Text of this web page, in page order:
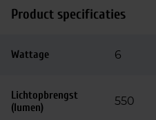
Product specificaties
Wattage 6
Lichtopbrengst
(lumen)
550